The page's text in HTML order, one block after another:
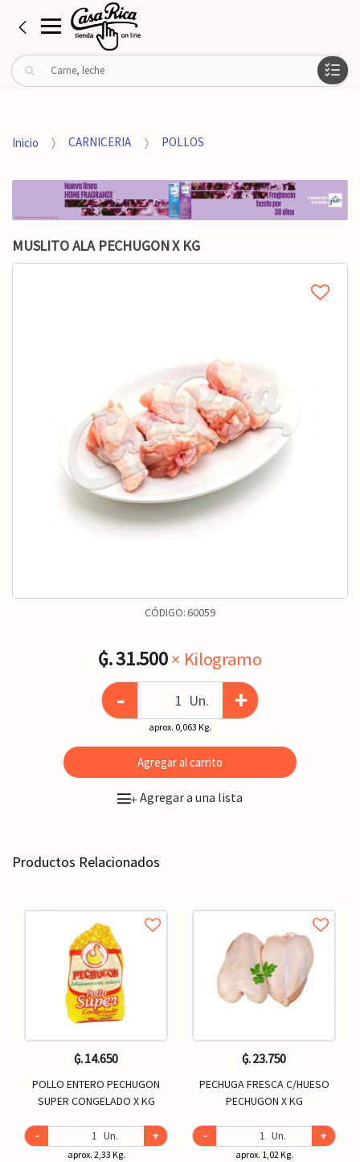
B
u
r
o
Inicio CARNICERIA POLLOS
MUSLITO ALA PECHUGON X KG
CÓDIGO:60059
₲. 31.500× Kilogramo
- Un. +
aprox. 0,063 Kg.
Agregar al carrito
+Agregar a una lista
Productos Relacionados
₲. 14.650
POLLO ENTERO PECHUGON
SUPER CONGELADO X KG
- Un. +
aprox. 2,33 Kg.
₲. 23.750
PECHUGA FRESCA C/HUESO
PECHUGON X KG
- Un. +
aprox. 1,02 Kg.